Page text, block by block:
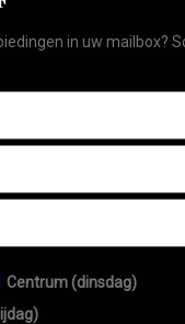
in uw mailbox?
Centrum (dinsdag)